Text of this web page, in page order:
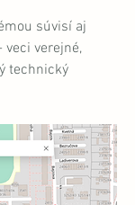
súvisí aj
verejné,
technický